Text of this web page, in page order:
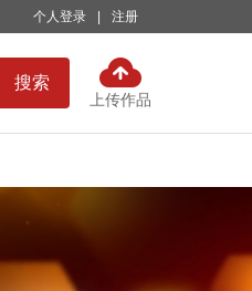
个人登录 注册
搜索
上传作品